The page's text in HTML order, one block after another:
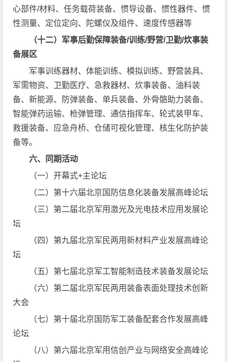
心部件/材料、任务载荷装备、惯导设备、惯性器件、惯
性测量、定位定向、陀螺仪及组件、速度传感器等
（十二）军事后勤保障装备/训练/野营/卫勤/炊事装
备展区
军事训练器材、体能训练、模拟训练、野营装具、
军需物资、卫勤医疗、急救器材、炊事装备、油料装
备、新能源、防弹装备、单兵装备、外骨骼助力装备、
智能弹药运输、枪弹管理、通信指挥车、轮式装甲车、
救援装备、应急舟桥、仓储可视化管理、核生化防护装
备等。
六、同期活动
（一）开幕式+主论坛
（二）第十六届北京国防信息化装备发展高峰论坛
（三）第二届北京军用激光及光电技术应用发展论
坛
（四）第九届北京军民两用新材料产业发展高峰论
坛
（五）第七届北京军工智能制造技术装备发展论坛
（六）第二届北京军民两用装备表面处理技术创新
大会
（七）第十届北京国防军工装备配套合作发展高峰
论坛
（八）第六届北京军用信创产业与网络安全高峰论